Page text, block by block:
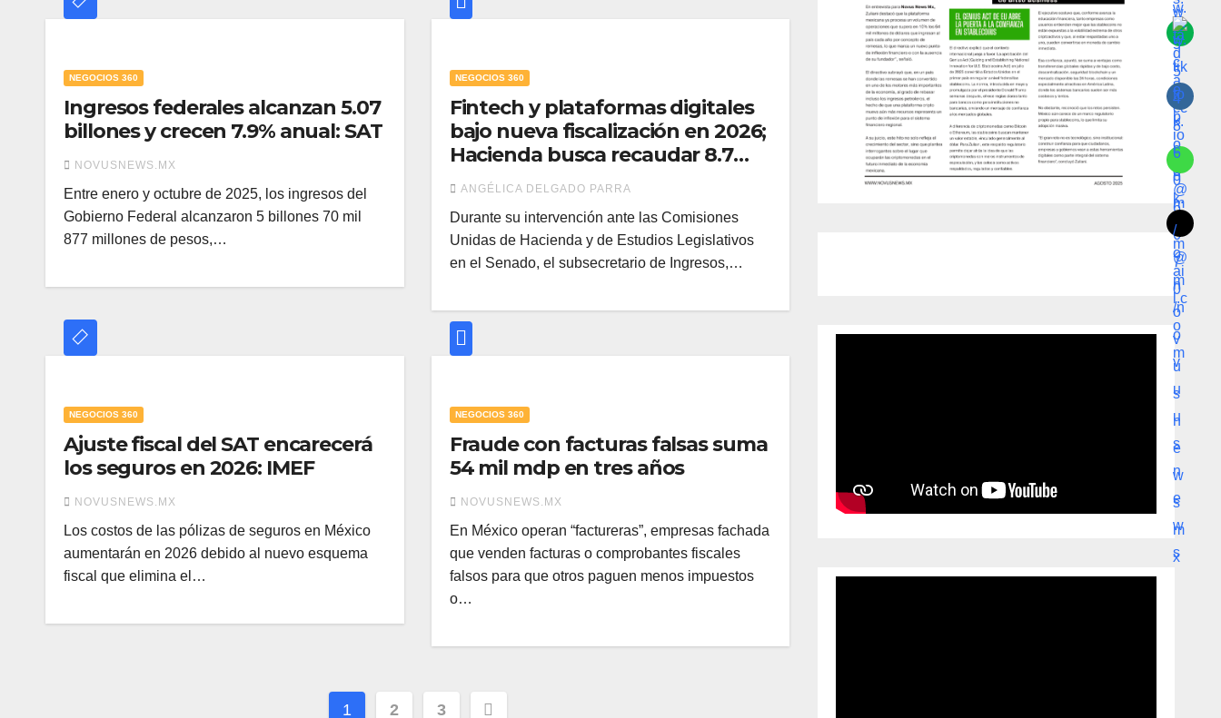
NEGOCIOS 360
Ingresos federales alcanzan 5.07
billones y crecen 7.9% anual: SAT
NOVUSNEWS.MX
Entre enero y octubre de 2025, los ingresos del
Gobierno Federal alcanzaron 5 billones 70 mil
877 millones de pesos,…
NEGOCIOS 360
Fintech y plataformas digitales
bajo nueva fiscalización en 2026;
Hacienda busca recaudar 8.7
billones sin subir impuestos
ANGÉLICA DELGADO PARRA
Durante su intervención ante las Comisiones
Unidas de Hacienda y de Estudios Legislativos
en el Senado, el subsecretario de Ingresos,…
NEGOCIOS 360
Ajuste fiscal del SAT encarecerá
los seguros en 2026: IMEF
NOVUSNEWS.MX
Los costos de las pólizas de seguros en México
aumentarán en 2026 debido al nuevo esquema
fiscal que elimina el…
NEGOCIOS 360
Fraude con facturas falsas suma
54 mil mdp en tres años
NOVUSNEWS.MX
En México operan “factureras”, empresas fachada
que venden facturas o comprobantes fiscales
falsos para que otros paguen menos impuestos
o…
Paginación
1 2 3